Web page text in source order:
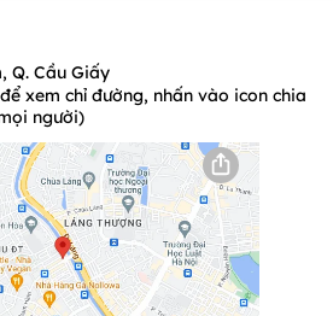
Q. Cầu Giấy
xem chỉ đường, nhấn vào icon chia
người)